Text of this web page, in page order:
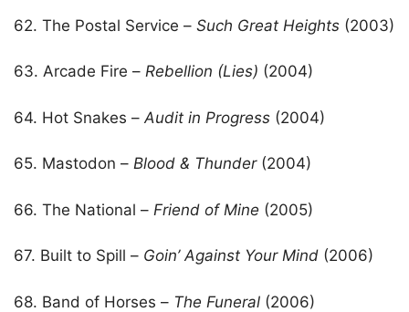
62. The Postal Service – Such Great Heights (2003)
63. Arcade Fire – Rebellion (Lies) (2004)
64. Hot Snakes – Audit in Progress (2004)
65. Mastodon – Blood & Thunder(2004)
66. The National – Friend of Mine (2005)
67. Built to Spill – Goin’ Against Your Mind (2006)
68. Band of Horses – The Funeral (2006)